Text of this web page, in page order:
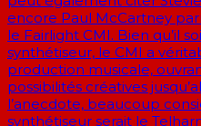
encore Paul McCartney
le Fairlight CMI. Bien qu’il
synthétiseur, le CMI a
production musicale,
possibilités créatives
l’anecdote, beaucoup
synthétiseur serait le